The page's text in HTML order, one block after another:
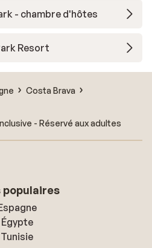
- chambre d'hôtes
Resort
Costa Brava
- Réservé aux adultes
populaires
Égypte
Tunisie